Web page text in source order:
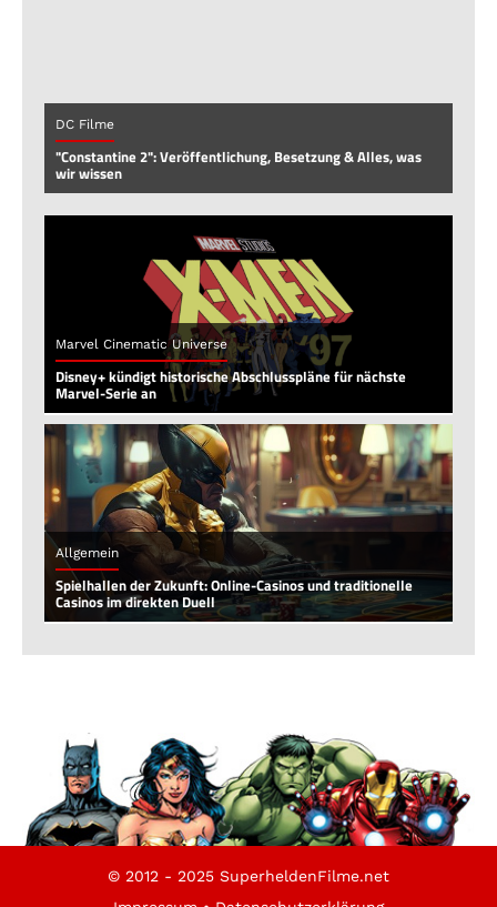
DC Filme
"Constantine 2": Veröffentlichung, Besetzung & Alles, was
wir wissen
Marvel Cinematic Universe
Disney+ kündigt historische Abschlusspläne für nächste
Marvel-Serie an
Allgemein
Spielhallen der Zukunft: Online-Casinos und traditionelle
Casinos im direkten Duell
© 2012 - 2025 SuperheldenFilme.net